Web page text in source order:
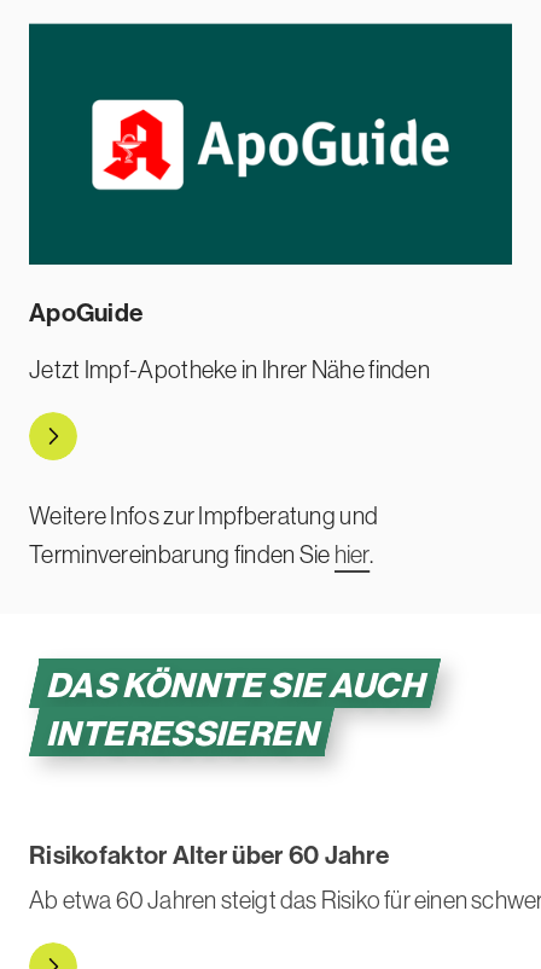
ApoGuide
Jetzt Impf-Apotheke in Ihrer Nähe finden
Weitere Infos zur Impfberatung und
Terminvereinbarung finden Sie hier.
DAS KÖNNTE SIE AUCH
INTERESSIEREN
Risikofaktor Alter über 60 Jahre
Ab etwa 60 Jahren steigt das Risiko für einen